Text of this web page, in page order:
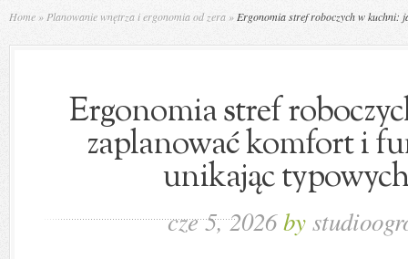
Home » Planowanie wnętrza i ergonomia od zera » Ergonomia stref roboczych w kuchni:
Ergonomia stref
zaplanować komfort i
unikając
cze 5, 2026by